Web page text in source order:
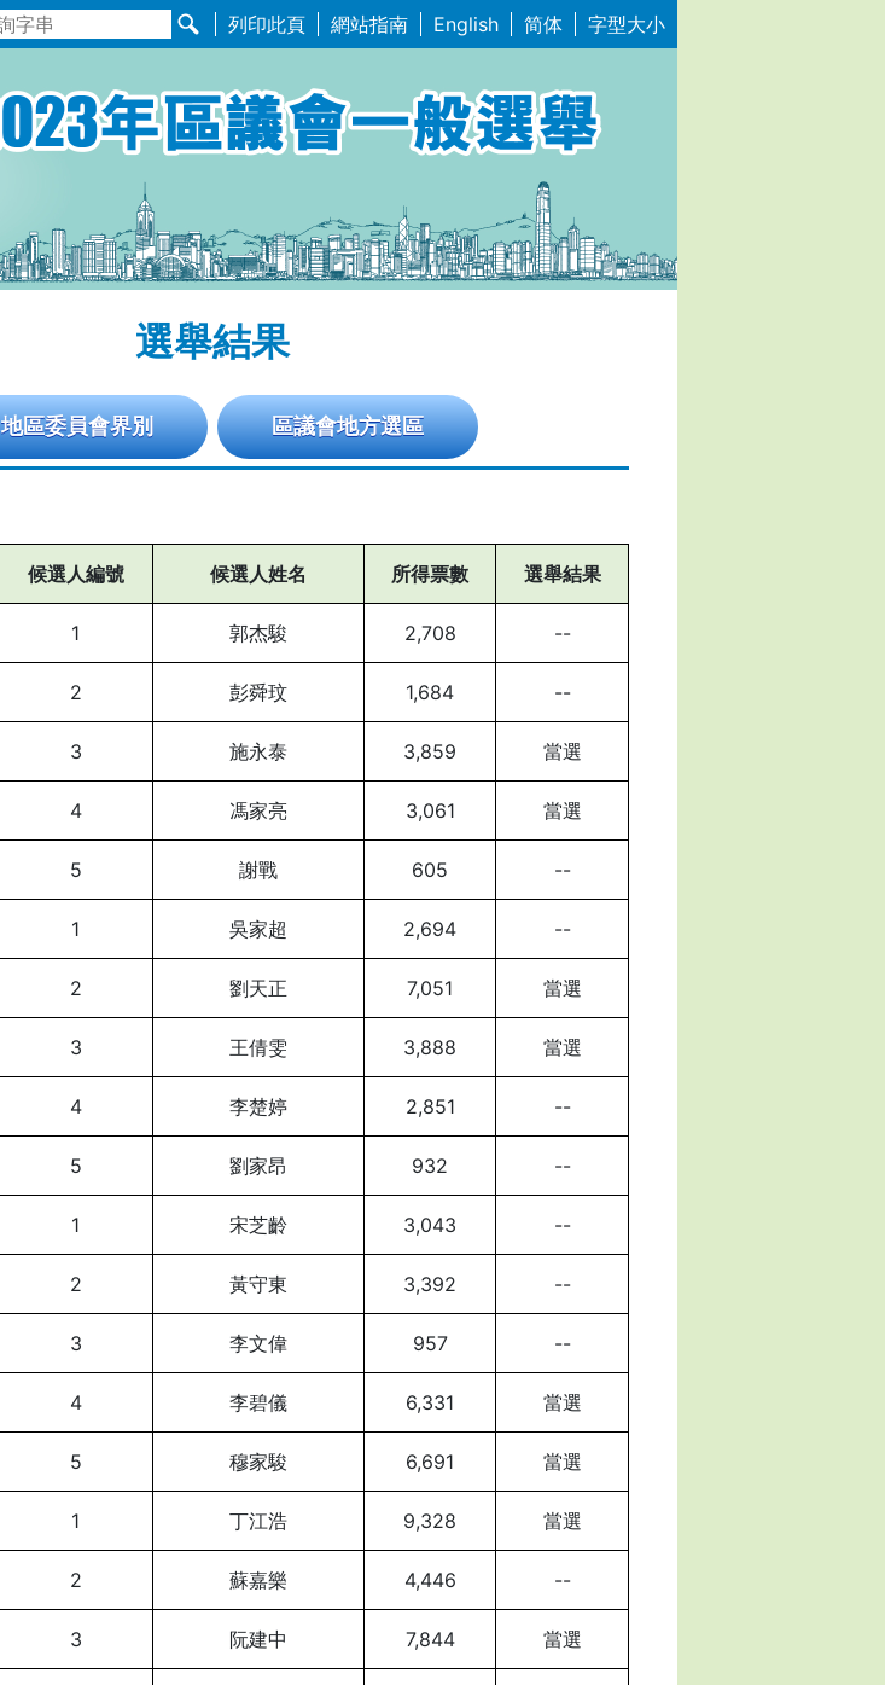
列印此頁 網站指南 English 简体 字型大小
選舉結果
地區委員會界別 區議會地方選區
候選人編號 候選人姓名 所得票數 選舉結果
1 郭杰駿 2,708 --
2 彭舜玟 1,684 --
3 施永泰 3,859 當選
4 馮家亮 3,061 當選
5 謝戰 605 --
1 吳家超 2,694 --
2 劉天正 7,051 當選
3 王倩雯 3,888 當選
4 李楚婷 2,851 --
5 劉家昂 932 --
1 宋芝齡 3,043 --
2 黃守東 3,392 --
3 李文偉 957 --
4 李碧儀 6,331 當選
5 穆家駿 6,691 當選
1 丁江浩 9,328 當選
2 蘇嘉樂 4,446 --
3 阮建中 7,844 當選